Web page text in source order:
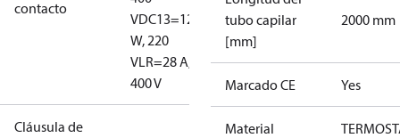
contacto
VDC13=12
W, 220
VLR=28 A,
400 V
Cláusula de
tubo capilar
[mm]
2000 mm
Marcado CE Yes
Material